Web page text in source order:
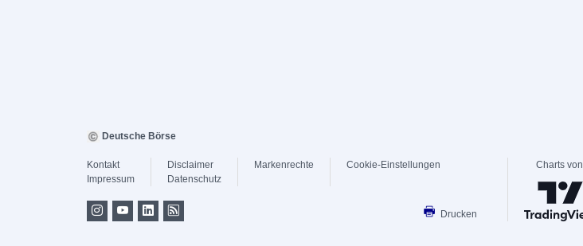
Deutsche Börse
Kontakt
Impressum
Disclaimer
Datenschutz
Markenrechte Cookie-Einstellungen
Drucken
Charts von